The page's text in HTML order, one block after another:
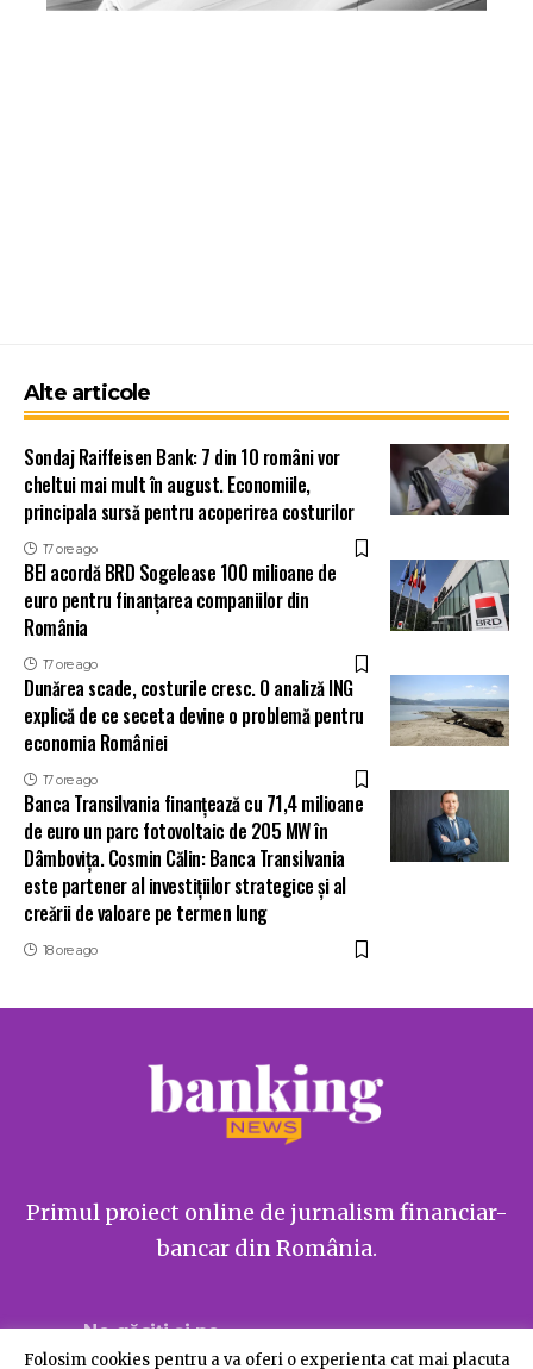
Alte articole
Sondaj Raiffeisen Bank: 7 din 10 români vor
cheltui mai mult în august. Economiile,
principala sursă pentru acoperirea costurilor
17 ore ago
BEI acordă BRD Sogelease 100 milioane de
euro pentru finanțarea companiilor din
România
17 ore ago
Dunărea scade, costurile cresc. O analiză ING
explică de ce seceta devine o problemă pentru
economia României
17 ore ago
Banca Transilvania finanțează cu 71,4 milioane
de euro un parc fotovoltaic de 205 MW în
Dâmbovița. Cosmin Călin: Banca Transilvania
este partener al investițiilor strategice și al
creării de valoare pe termen lung
18 ore ago
Primul proiect online de jurnalism financiar-
bancar din România.
Ne găsiți și pe
Folosim cookies pentru a va oferi o experienta cat mai placuta